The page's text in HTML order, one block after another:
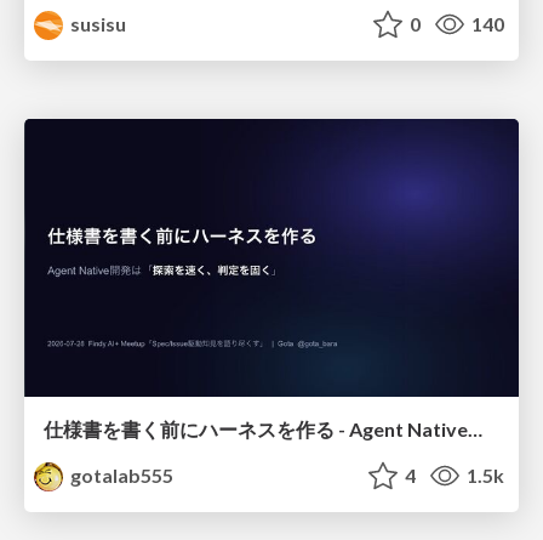
susisu
0 140
仕様書を書く前にハーネスを作る - Agent Native開発は「探索を速く、判定を固く」
gotalab555
4 1.5k